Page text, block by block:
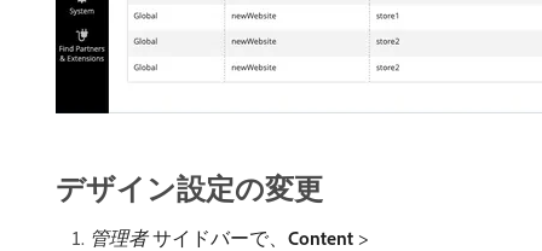
デザイン設定の変更
管理者サイドバーで、 Content >